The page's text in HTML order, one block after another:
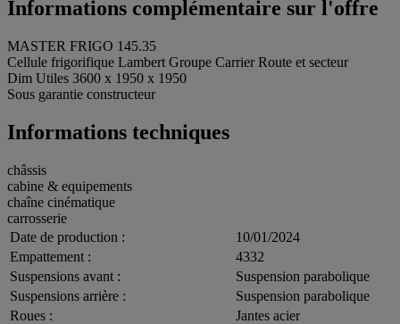
Informations complémentaire sur l'offre
MASTER FRIGO 145.35
Cellule frigorifique Lambert Groupe Carrier Route et secteur
Dim Utiles 3600 x 1950 x 1950
Sous garantie constructeur
Informations techniques
châssis
cabine & equipements
chaîne cinématique
carrosserie
Date de production :
10/01/2024
Empattement :
4332
Suspensions avant :
Suspension parabolique
Suspensions arrière :
Suspension parabolique
Roues :
Jantes acier